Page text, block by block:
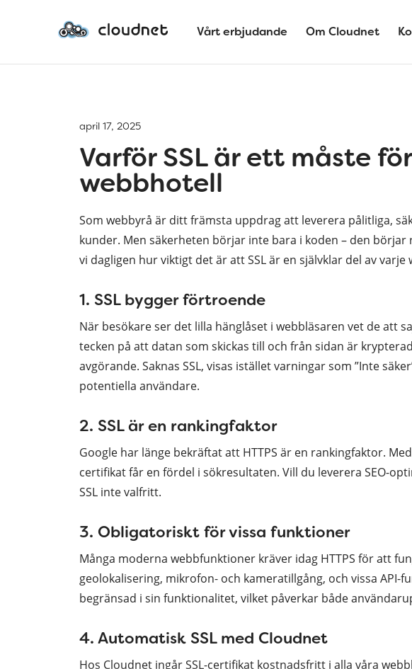
Vårt erbjudande Om Cloudnet
april 17, 2025
Varför SSL är ett måste
webbhotell
Som webbyrå är ditt främsta uppdrag att leverera pålitliga,
kunder. Men säkerheten börjar inte bara i koden – den börjar
vi dagligen hur viktigt det är att SSL är en självklar del av
1. SSL bygger förtroende
När besökare ser det lilla hänglåset i webbläsaren vet de att
tecken på att datan som skickas till och från sidan är
avgörande. Saknas SSL, visas istället varningar som ”Inte
potentiella användare.
2. SSL är en rankingfaktor
Google har länge bekräftat att HTTPS är en rankingfaktor.
certifikat får en fördel i sökresultaten. Vill du leverera SEO-
SSL inte valfritt.
3. Obligatoriskt för vissa funktioner
Många moderna webbfunktioner kräver idag HTTPS för att
geolokalisering, mikrofon- och kameratillgång, och vissa API-
begränsad i sin funktionalitet, vilket påverkar både
4. Automatisk SSL med Cloudnet
Hos Cloudnet ingår SSL-certifikat kostnadsfritt i alla våra